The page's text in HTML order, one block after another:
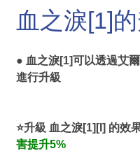
血之淚[1]
● 血之淚[1]可以透過艾
進行升級
⭐升級 血之淚[1][I] 的效
害提升5%